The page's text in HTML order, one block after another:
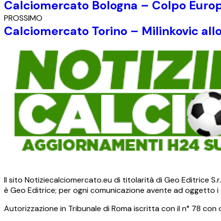
Calciomercato Bologna – Colpo
PROSSIMO
Calciomercato Torino – Milinkovic
Il sito Notiziecalciomercato.eu di titolarità di Geo Editrice
è Geo Editrice; per ogni comunicazione avente ad
Autorizzazione in Tribunale di Roma iscritta con il n° 78 con